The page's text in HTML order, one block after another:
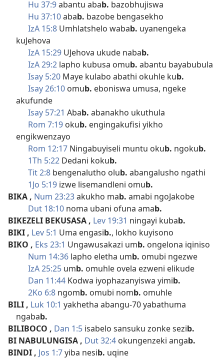
Hu 37:9abantu abab. bazobhujiswa
Hu 37:10abab. bazobe bengasekho
IzA 15:8 Umhlatshelo wabab. uyanengeka
kuJehova
IzA 15:29 UJehova ukude nabab.
IzA 29:2 lapho kubusa omub. abantu bayabubula
Isay 5:20 Maye kulabo abathi okuhle kub.
Isay 26:10 omub. eboniswa umusa, ngeke
akufunde
Isay 57:21 Abab. abanakho ukuthula
Rom 7:19 okub. engingakufisi yikho
engikwenzayo
Rom 12:17 Ningabuyiseli muntu okub. ngokub.
1Th 5:22 Dedani kokub.
Tit 2:8 bengenalutho olub. abangalusho ngathi
1Jo 5:19 izwe lisemandleni omub.
BIKA , Num 23:23akukho mab. amabi ngoJakobe
Dut 18:10 noma ubani ofuna amab.
BIKEZELI BEKUSASA , Lev 19:31 ningayi kubab.
BIKI , Lev 5:1 Uma engasib., lokho kuyisono
BIKO , Eks 23:1 Ungawusakazi umb. ongelona iqiniso
Num 14:36 lapho eletha umb. omubi ngezwe
IzA 25:25 umb. omuhle ovela ezweni elikude
Dan 11:44 Kodwa iyophazanyiswa yimib.
2Ko 6:8 ngomb. omubi nomb. omuhle
BILI , Luk 10:1 yakhetha abangu-70 yabathuma
ngabab.
BILIBOCO , Dan 1:5 isabelo sansuku zonke sezib.
BI NABULUNGISA , Dut 32:4 okungenzeki angab.
BINDI , Jos 1:7yiba nesib. uqine